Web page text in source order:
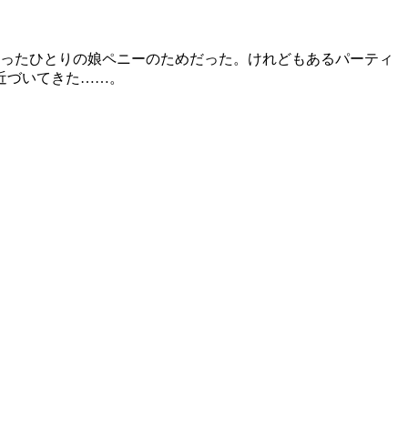
たひとりの娘ペニーのためだった。けれどもあるパーティ
づいてきた……。